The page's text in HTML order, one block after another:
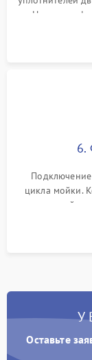
Надежная
сборка
6.
цикла мойки.
до нужной
штатного
У
Оставьте